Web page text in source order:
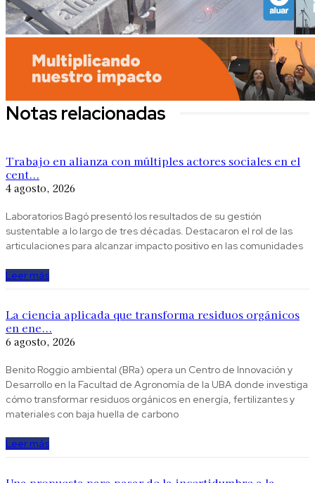
Notas relacionadas
Trabajo en alianza con múltiples actores sociales en el
cent...
4 agosto, 2026
Laboratorios Bagó presentó los resultados de su gestión
sustentable a lo largo de tres décadas. Destacaron el rol de las
articulaciones para alcanzar impacto positivo en las comunidades
Leer más
La ciencia aplicada que transforma residuos orgánicos
en ene...
6 agosto, 2026
Benito Roggio ambiental (BRa) opera un Centro de Innovación y
Desarrollo en la Facultad de Agronomía de la UBA donde investiga
cómo transformar residuos orgánicos en energía, fertilizantes y
materiales con baja huella de carbono
Leer más